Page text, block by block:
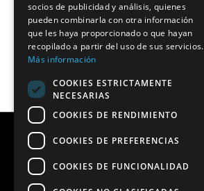
socios de publicidad y análisis, quienes
pueden combinarla con otra información
que les haya proporcionado o que hayan
recopilado a partir del uso de sus servicios.
Más información
COOKIES ESTRICTAMENTE
NECESARIAS
COOKIES DE RENDIMIENTO
COOKIES DE PREFERENCIAS
COOKIES DE FUNCIONALIDAD